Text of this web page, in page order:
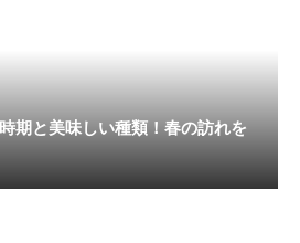
期と美味しい種類！春の訪れを